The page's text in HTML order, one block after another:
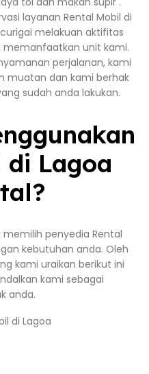
layanan Rental Mobil di
melakuan aktifitas
unit kami.
perjalanan, kami
muatan dan kami berhak
sudah anda lakukan.
di Lagoa
penyedia Rental
kebutuhan anda. Oleh
kami uraikan berikut ini
kami sebagai
anda.